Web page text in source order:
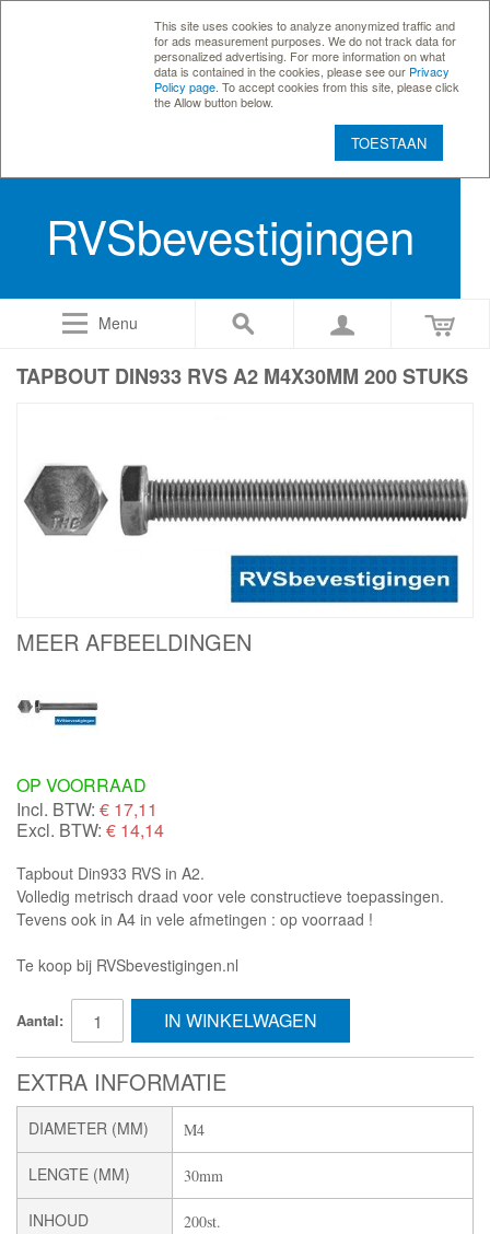
This site uses cookies to analyze anonymized traffic and
for ads measurement purposes. We do not track data for
personalized advertising. For more information on what
data is contained in the cookies, please see our Privacy
Policy page . To accept cookies from this site, please click
the Allow button below.
TOESTAAN
RVSbevestigingen
Menu
TAPBOUT DIN933 RVS A2 M4X30MM 200 STUKS
MEER AFBEELDINGEN
OP VOORRAAD
Incl. BTW: € 17,11
Excl. BTW: € 14,14
Tapbout Din933 RVS in A2.
Volledig metrisch draad voor vele constructieve toepassingen.
Tevens ook in A4 in vele afmetingen : op voorraad !
Te koop bij RVSbevestigingen.nl
Aantal: IN WINKELWAGEN
EXTRA INFORMATIE
DIAMETER (MM) M4
LENGTE (MM) 30mm
INHOUD 200st.